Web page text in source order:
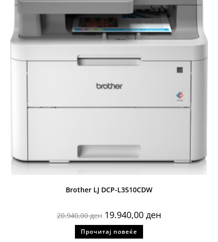
Brother LJ DCP-L3510CDW
20.940,00ден 19.940,00 ден
Прочитај повеќе